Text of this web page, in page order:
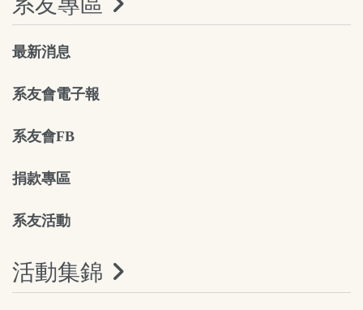
最新消息
系友會電子報
系友會FB
捐款專區
系友活動
活動集錦